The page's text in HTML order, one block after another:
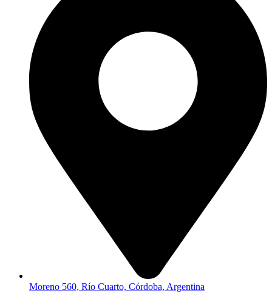
Moreno 560, Río Cuarto, Córdoba, Argentina